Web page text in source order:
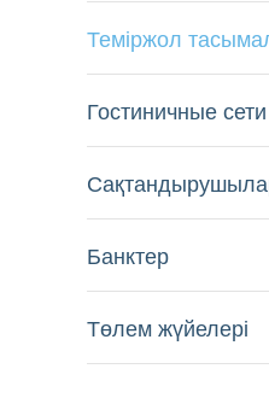
Теміржол
Гостиничные
Банктер
Төлем жүйелері